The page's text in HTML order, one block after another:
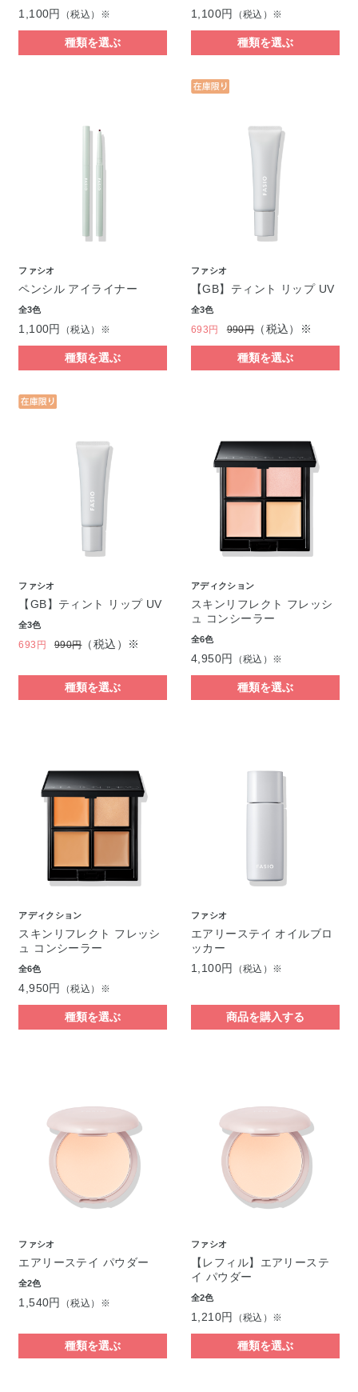
1,100円 （税込）※
種類を選ぶ
1,100円 （税込）※
種類を選ぶ
ファシオ
ペンシル アイライナー
全3色
1,100円 （税込）※
種類を選ぶ
ファシオ
【GB】ティント リップ UV
全3色
693円 990円（税込）※
種類を選ぶ
ファシオ
【GB】ティント リップ UV
全3色
693円 990円（税込）※
種類を選ぶ
アディクション
スキンリフレクト フレッシ
ュ コンシーラー
全6色
4,950円 （税込）※
種類を選ぶ
アディクション
スキンリフレクト フレッシ
ュ コンシーラー
全6色
4,950円 （税込）※
種類を選ぶ
ファシオ
エアリーステイ オイルブロ
ッカー
1,100円
（税込）※
商品を購入する
ファシオ
エアリーステイ パウダー
全2色
1,540円 （税込）※
種類を選ぶ
ファシオ
【レフィル】エアリーステ
イ パウダー
全2色
1,210円 （税込）※
種類を選ぶ